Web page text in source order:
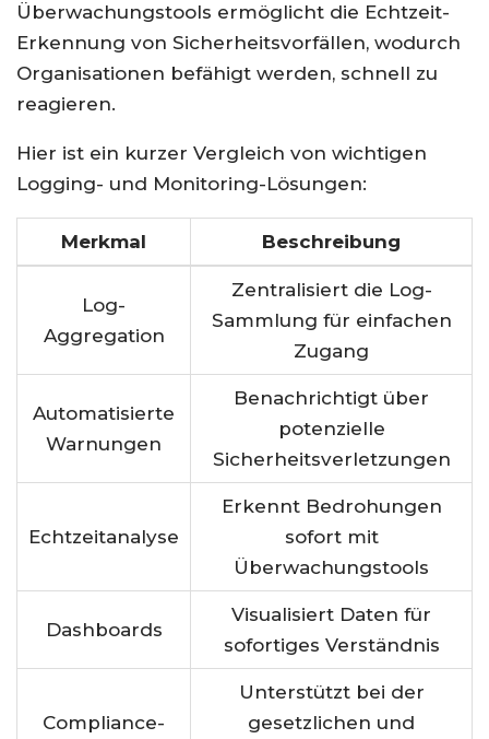
Überwachungstools ermöglicht die Echtzeit-
Erkennung von Sicherheitsvorfällen, wodurch
Organisationen befähigt werden, schnell zu
reagieren.
Hier ist ein kurzer Vergleich von wichtigen
Logging- und Monitoring-Lösungen:
Merkmal Beschreibung
Log-
Aggregation
Zentralisiert die Log-
Sammlung für einfachen
Zugang
Automatisierte
Warnungen
Benachrichtigt über
potenzielle
Sicherheitsverletzungen
Echtzeitanalyse
Erkennt Bedrohungen
sofort mit
Überwachungstools
Dashboards
Visualisiert Daten für
sofortiges Verständnis
Compliance-
Unterstützt bei der
gesetzlichen und